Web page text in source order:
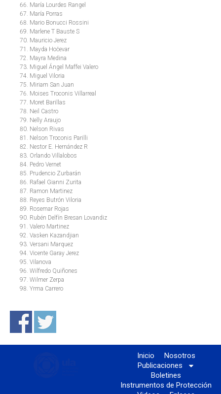
María Lourdes Rangel
María Porras
Mario Bonucci Rossini
Marlene T Bauste S
Mauricio Jerez
Mayda Hočevar
Mayra Medina
Miguel Ángel Maffei Valero
Miguel Viloria
Miriam San Juan
Moises Troconis Villarreal
Moret Barillas
Neil Castro
Nelly Araujo
Nelson Rivas
Nelson Troconis Parilli
Nestor E. Hernández R
Orlando Villalobos
Pedro Vernet
Prudencio Zurbarán
Rafael Gianni Zurita
Ramon Martinez
Reyes Butrón Viloria
Rosemar Rojas
Rubén Delfín Bresan Lovandiz
Valero Martinez
Vasken Kazandjian
Versani Marquez
Vicente Garay Jerez
Vilanova
Wilfredo Quiñones
Wilmer Zerpa
Yrma Carrero
Inicio
Nosotros
Publicaciones
Boletines
Instrumentos de Protección